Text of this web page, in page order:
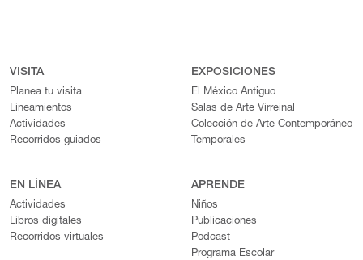
VISITA
Planea tu visita
Lineamientos
Actividades
Recorridos guiados
EXPOSICIONES
El México Antiguo
Salas de Arte Virreinal
Colección de Arte Contemporáneo
Temporales
EN LÍNEA
Actividades
Libros digitales
Recorridos virtuales
APRENDE
Niños
Publicaciones
Podcast
Programa Escolar